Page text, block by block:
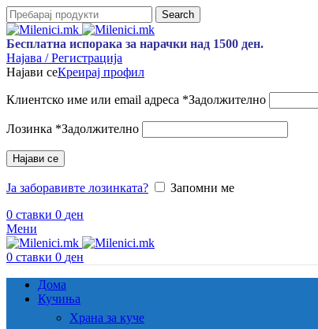
Search
Бесплатна испорака за нарачки над 1500 ден.
Најава / Регистрација
Најави сеКреирај профил
Клиентско име или email адреса *Задолжително
Лозинка *Задолжително
Најави се
Ја заборавивте лозинката?
Запомни ме
0 ставки 0 ден
Мени
0 ставки 0 ден
Дома
Кучиња
Храна за куче